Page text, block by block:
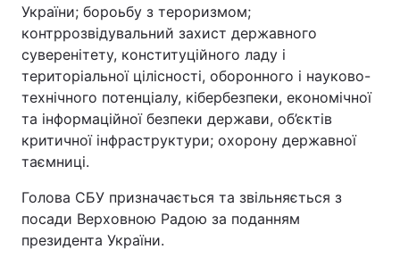
України; бороьбу з тероризмом;
контррозвідувальний захист державного
суверенітету, конституційного ладу і
територіальної цілісності, оборонного і науково-
технічного потенціалу, кібербезпеки, економічної
та інформаційної безпеки держави, об’єктів
критичної інфраструктури; охорону державної
таємниці.
Голова СБУ призначається та звільняється з
посади Верховною Радою за поданням
президента України.